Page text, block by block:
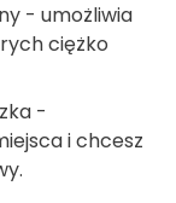
- umożliwia
ciężko
-
i chcesz